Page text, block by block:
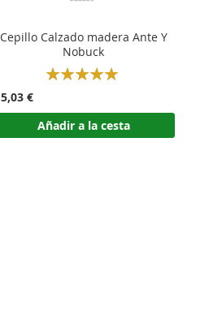
Cepillo Calzado madera Ante Y
Nobuck
Rating:
5,03 €
Añadir a la cesta